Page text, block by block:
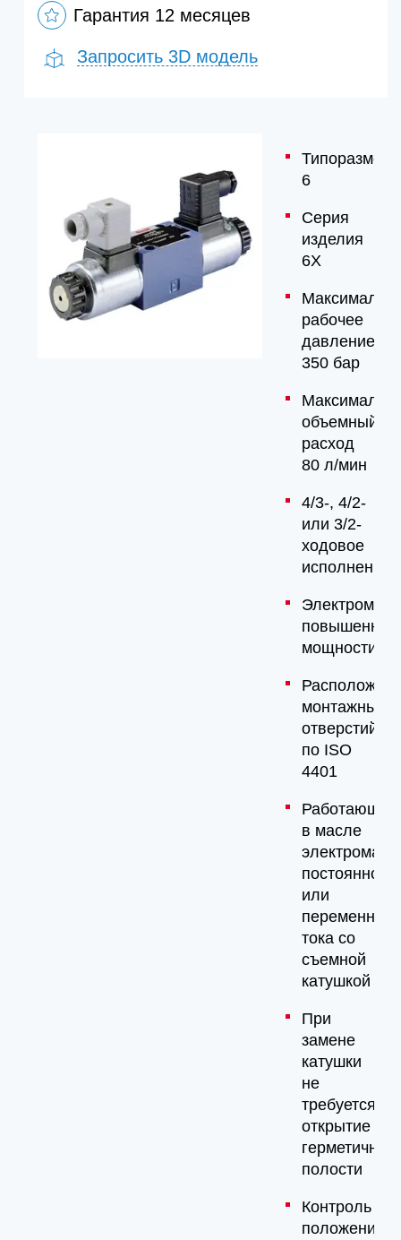
Гарантия 12 месяцев
Запросить 3D модель
Типоразмер
6
Серия
изделия
6X
рабочее
давление
350 бар
объемный
расход
80 л/мин
4/3-, 4/2-
или 3/2-
ходовое
исполнение
повышенной
мощности
монтажных
отверстий
по ISO
4401
Работающие
в масле
постоянного
или
переменного
тока со
съемной
катушкой
При
замене
катушки
не
требуется
открытие
герметичной
полости
Контроль
положения